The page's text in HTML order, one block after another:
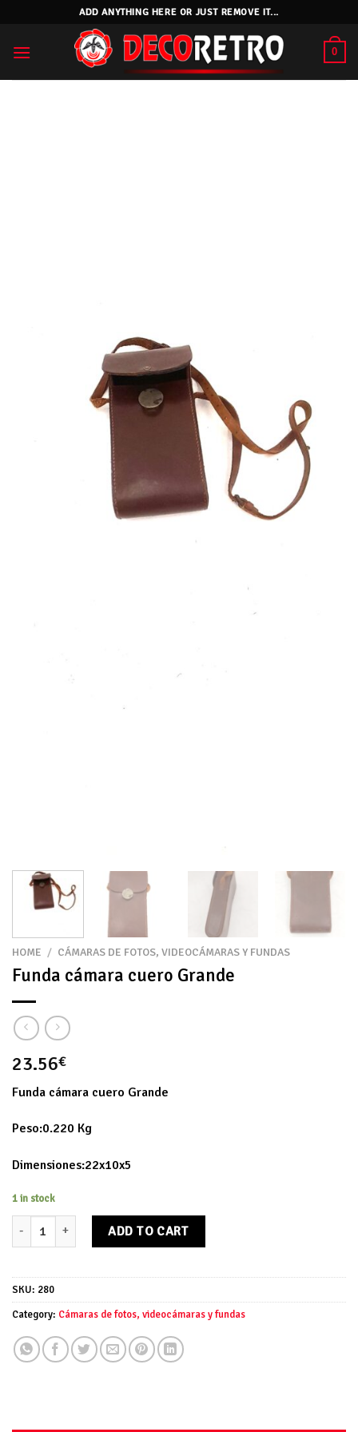
content
ADD ANYTHING HERE OR JUST REMOVE IT...
0
HOME / CÁMARAS DE FOTOS, VIDEOCÁMARAS Y FUNDAS
Funda cámara cuero Grande
23.56€
Funda cámara cuero Grande
Peso:0.220 Kg
Dimensiones:22x10x5
1 in stock
Funda cámara cuero Grande quantity
ADD TO CART
SKU: 280
Category: Cámaras de fotos, videocámaras y fundas